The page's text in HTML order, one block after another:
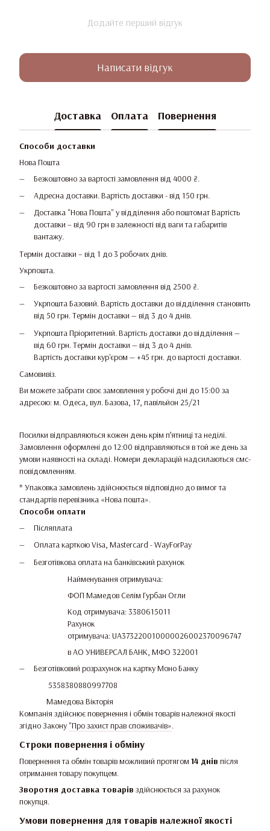
Додайте перший відгук
Написати відгук
Доставка Оплата Повернення
Способи доставки
Нова Пошта
Безкоштовно за вартості замовлення від 4000 ₴.
Адресна доставки. Вартість доставки - від 150 грн.
Доставка "Нова Пошта" у відділення або поштомат Вартість
доставки – від 90 грн в залежності від ваги та габаритів
вантажу.
Термін доставки – від 1 до 3 робочих днів.
Укрпошта.
Безкоштовно за вартості замовлення від 2500 ₴.
Укрпошта Базовий. Вартість доставки до відділення становить
від 50 грн. Термін доставки — від 3 до 4 днів.
Укрпошта Пріоритетний. Вартість доставки до відділення —
від 60 грн. Термін доставки — від 3 до 4 днів.
Вартість доставки кур'єром — +45 грн. до вартості доставки.
Самовивіз.
Ви можете забрати своє замовлення у робочі дні до 15:00 за
адресою: м. Одеса, вул. Базова, 17, павільйон 25/21
Посилки відправляються кожен день крім п’ятниці та неділі.
Замовлення оформлені до 12:00 відправляються в той же день за
умови наявності на складі. Номери декларацій надсилаються смс-
повідомленням.
* Упаковка замовлень здійснюється відповідно до вимог та
стандартів перевізника «Нова пошта».
Способи оплати
Післяплата
Оплата карткою Visa, Mastercard - WayForPay
Безготівкова оплата на банківський рахунок
Найменування отримувача:
ФОП Мамедов Селім Гурбан Огли
Код отримувача: 3380615011
Рахунок
отримувача: UA373220010000026002370096747
в АО УНИВЕРСАЛ БАНК, МФО 322001
Безготівковий розрахунок на картку Моно Банку
5358380880997708
Мамедова Вікторія
Компанія здійснює повернення і обмін товарів належної якості
згідно Закону "Про захист прав споживачів».
Строки повернення і обміну
Повернення та обмін товарів можливий протягом 14 днів після
отримання товару покупцем.
Зворотня доставка товарів здійснюється за рахунок
покупця.
Умови повернення для товарів належної якості